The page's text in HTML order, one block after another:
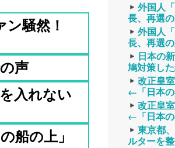
騒然！
声
入れない
船の上」
外国人
長、再選
外国人
長、再選
日本の
鳩対策し
改正皇
←「日本の
改正皇
←「日本の
東京都
ルターを